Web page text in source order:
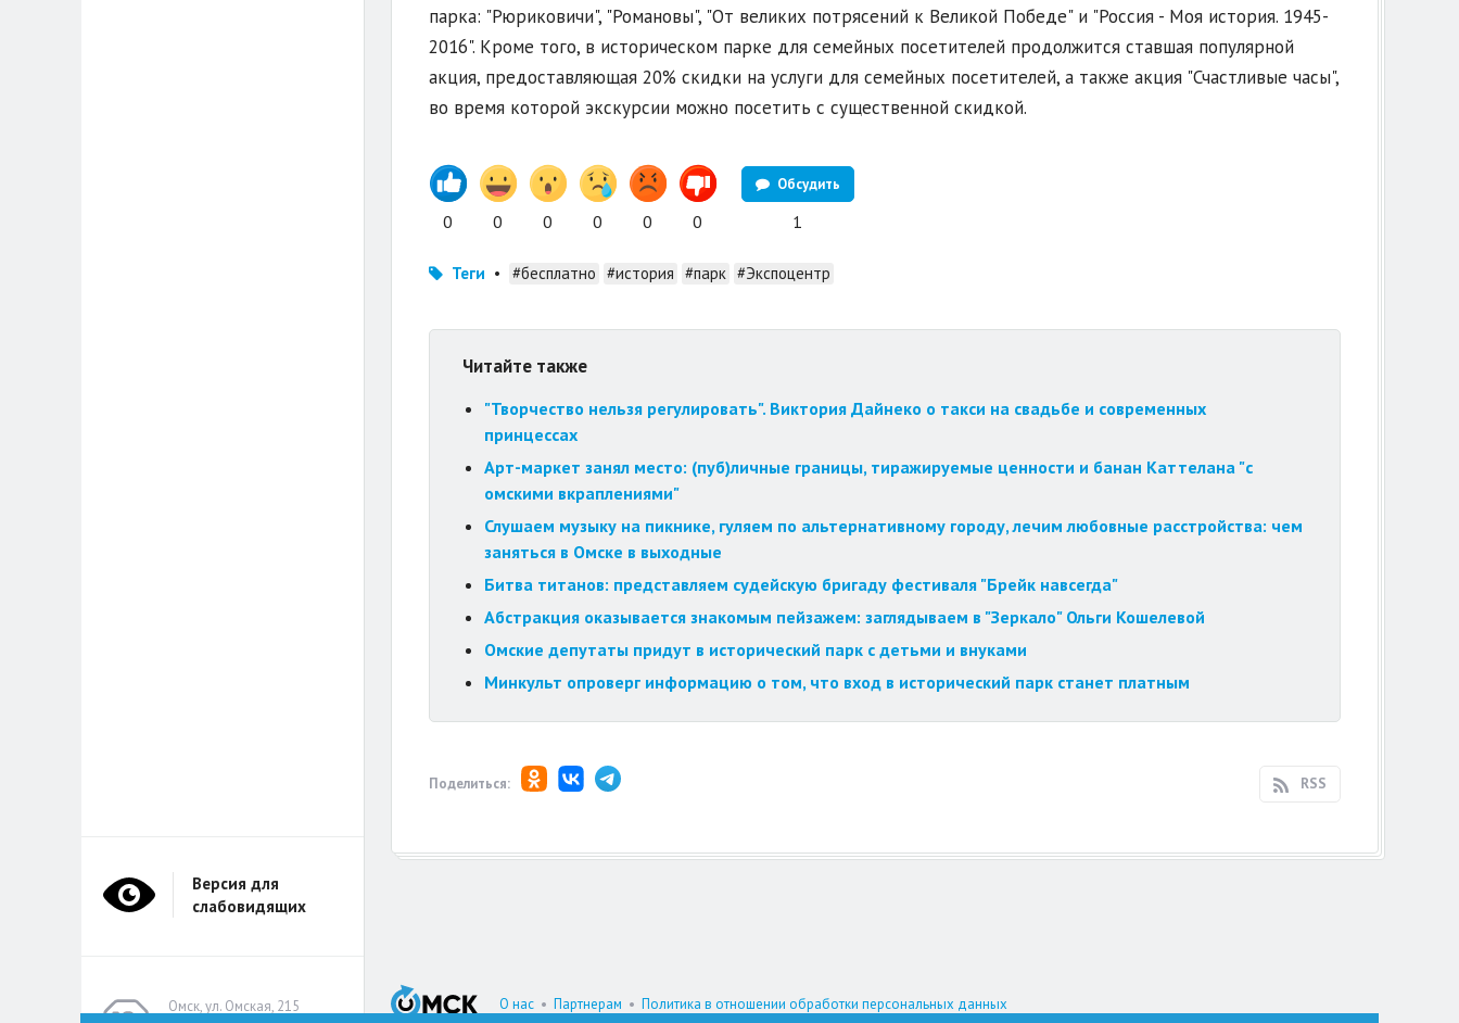
парка: "Рюриковичи", "Романовы", "От великих потрясений к Великой Победе" и "Россия - Моя история. 1945-
2016". Кроме того, в историческом парке для семейных посетителей продолжится ставшая популярной
акция, предоставляющая 20% скидки на услуги для семейных посетителей, а также акция "Счастливые часы",
во время которой экскурсии можно посетить с существенной скидкой.
0 0 0 0 0 0
Обсудить
1
Теги • #бесплатно #история #парк #Экспоцентр
Читайте также
"Творчество нельзя регулировать". Виктория Дайнеко о такси на свадьбе и современных
принцессах
Арт-маркет занял место: (пуб)личные границы, тиражируемые ценности и банан Каттелана "с
омскими вкраплениями"
Слушаем музыку на пикнике, гуляем по альтернативному городу, лечим любовные расстройства: чем
заняться в Омске в выходные
Битва титанов: представляем судейскую бригаду фестиваля "Брейк навсегда"
Абстракция оказывается знакомым пейзажем: заглядываем в "Зеркало" Ольги Кошелевой
Омские депутаты придут в исторический парк с детьми и внуками
Минкульт опроверг информацию о том, что вход в исторический парк станет платным
Поделиться: RSS
О нас• Партнерам • Политика в отношении обработки персональных данных
Омск, ул. Омская, 215
Версия для
слабовидящих